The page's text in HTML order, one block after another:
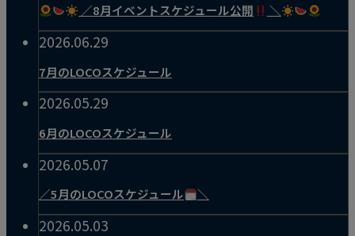
／8月イベントスケジュール公開 ＼
2026.06.29
7月のLOCOスケジュール
2026.05.29
6月のLOCOスケジュール
2026.05.07
／5月のLOCOスケジュール ＼
2026.05.03